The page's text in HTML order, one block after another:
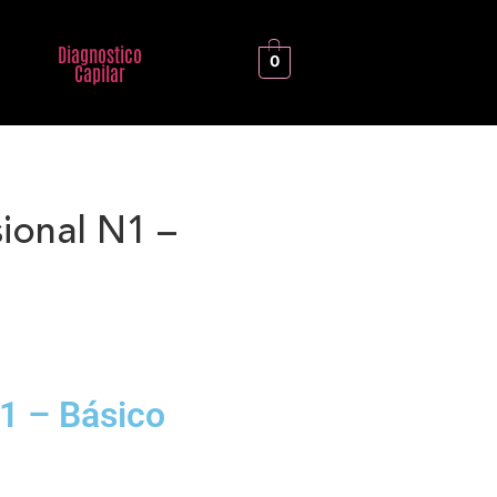
Diagnostico
Capilar 0
N1 –
– Básico